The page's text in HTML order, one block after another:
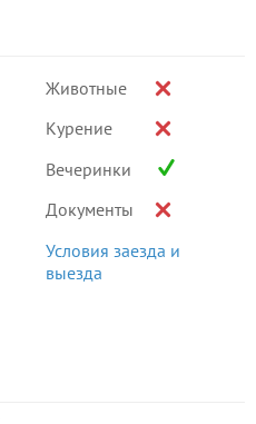
Животные
Курение
Вечеринки
Документы
Условия заезда и
выезда